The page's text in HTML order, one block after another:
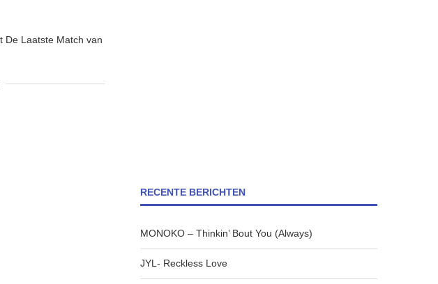
De Laatste Match van
RECENTE BERICHTEN
MONOKO – Thinkin’ Bout You (Always)
JYL- Reckless Love